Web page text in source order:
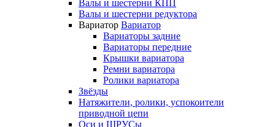
Валы и шестерни КПП
Валы и шестерни редуктора
Вариатор Вариатор
Вариаторы задние
Вариаторы передние
Крышки вариатора
Ремни вариатора
Ролики вариатора
Звёзды
Натяжители, ролики, успокоители
приводной цепи
Оси и ШРУСы